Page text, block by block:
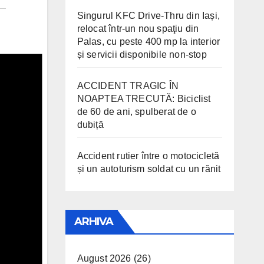
Singurul KFC Drive-Thru din Iași,
relocat într-un nou spaţiu din
Palas, cu peste 400 mp la interior
și servicii disponibile non-stop
ACCIDENT TRAGIC ÎN
NOAPTEA TRECUTĂ: Biciclist
de 60 de ani, spulberat de o
dubiță
Accident rutier între o motocicletă
și un autoturism soldat cu un rănit
ARHIVA
August 2026 (26)